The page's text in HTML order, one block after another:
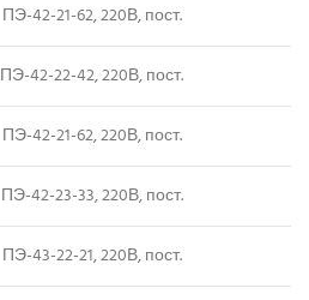
ПЭ-42-21-62, 220В, пост.
ПЭ-42-22-42, 220В, пост.
ПЭ-42-21-62, 220В, пост.
ПЭ-42-23-33, 220В, пост.
ПЭ-43-22-21, 220В, пост.